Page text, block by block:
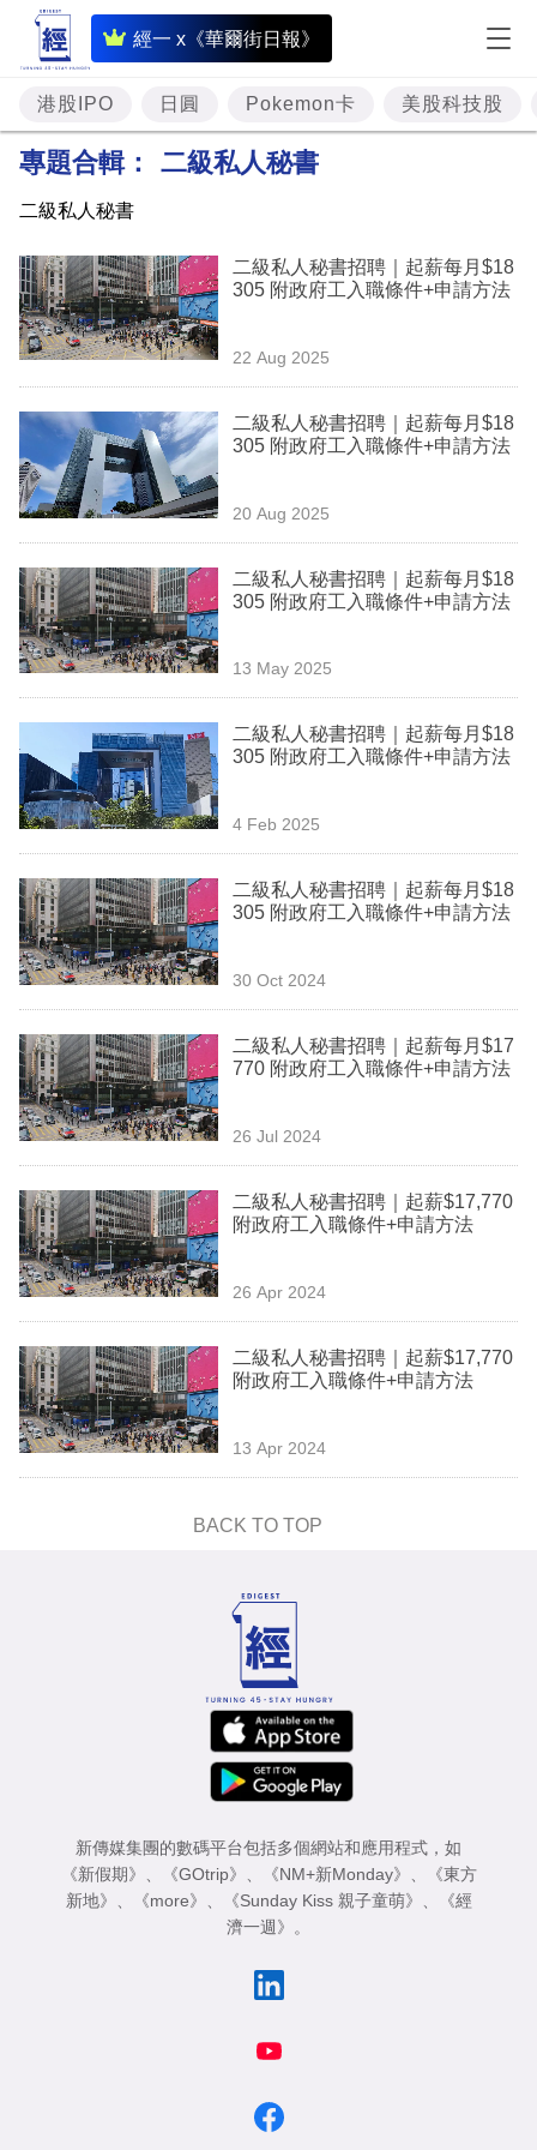
經一 x《華爾街日報》
即
時
財
經
投
資
樓
市
理
財
商
科
技
場
生
活
時
事
專
欄
閱
專
區
港股IPO 日圓 Pokemon卡 美股科技股
專題合輯： 二級私人秘書
二級私人秘書
二級私人秘書招聘｜起薪每月$18
305 附政府工入職條件+申請方法
22 Aug 2025
二級私人秘書招聘｜起薪每月$18
305 附政府工入職條件+申請方法
20 Aug 2025
二級私人秘書招聘｜起薪每月$18
305 附政府工入職條件+申請方法
13 May 2025
二級私人秘書招聘｜起薪每月$18
305 附政府工入職條件+申請方法
4 Feb 2025
二級私人秘書招聘｜起薪每月$18
305 附政府工入職條件+申請方法
30 Oct 2024
二級私人秘書招聘｜起薪每月$17
770 附政府工入職條件+申請方法
26 Jul 2024
二級私人秘書招聘｜起薪$17,770
附政府工入職條件+申請方法
26 Apr 2024
二級私人秘書招聘｜起薪$17,770
附政府工入職條件+申請方法
13 Apr 2024
BACK TO TOP
新傳媒集團的數碼平台包括多個網站和應用程式，如
《新假期》
《GOtrip》 《NM+新Monday》
《東方
新地》
《more》 《Sunday Kiss 親子童萌》
《經
濟一週》
。